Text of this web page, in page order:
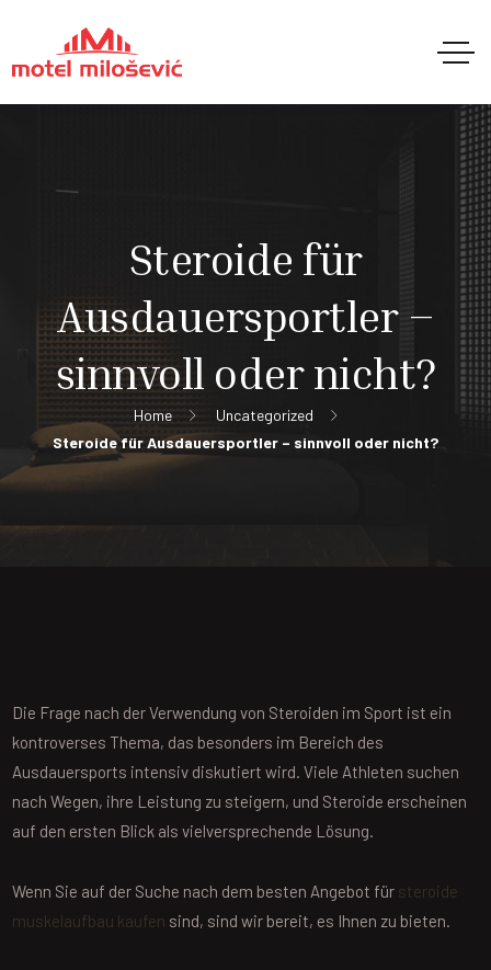
Steroide für
Ausdauersportler –
sinnvoll oder nicht?
Home
Uncategorized
Steroide für Ausdauersportler – sinnvoll oder nicht?
Die Frage nach der Verwendung von Steroiden im Sport ist ein
kontroverses Thema, das besonders im Bereich des
Ausdauersports intensiv diskutiert wird. Viele Athleten suchen
nach Wegen, ihre Leistung zu steigern, und Steroide erscheinen
auf den ersten Blick als vielversprechende Lösung.
Wenn Sie auf der Suche nach dem besten Angebot für steroide
muskelaufbau kaufen sind, sind wir bereit, es Ihnen zu bieten.